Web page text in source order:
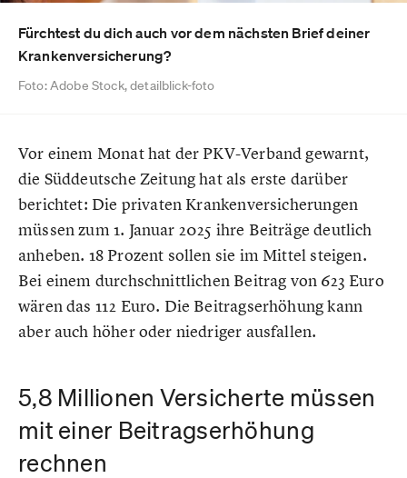
Fürchtest du dich auch vor dem nächsten Brief deiner
Krankenversicherung?
Foto: Adobe Stock, detailblick-foto
Vor einem Monat hat der PKV-Verband gewarnt,
die Süddeutsche Zeitung hat als erste darüber
berichtet: Die privaten Krankenversicherungen
müssen zum 1. Januar 2025 ihre Beiträge deutlich
anheben. 18 Prozent sollen sie im Mittel steigen.
Bei einem durchschnittlichen Beitrag von 623 Euro
wären das 112 Euro. Die Beitragserhöhung kann
aber auch höher oder niedriger ausfallen.
5,8 Millionen Versicherte müssen
mit einer Beitragserhöhung
rechnen